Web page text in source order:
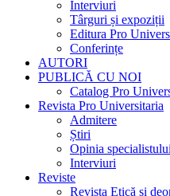
Interviuri
Târguri și expoziții
Editura Pro
Conferințe
AUTORI
PUBLICĂ CU NOI
Catalog Pro
Revista Pro Universitaria
Admitere
Știri
Opinia specialistului
Interviuri
Reviste
Revista Etică și